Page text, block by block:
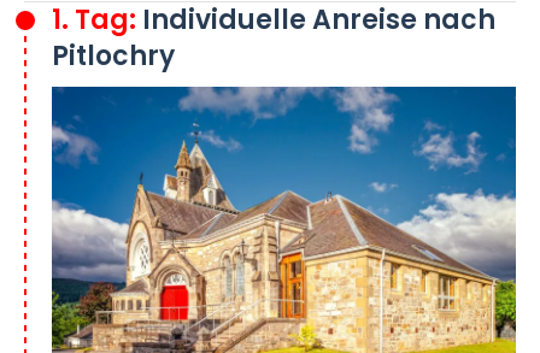
1. Tag: Individuelle Anreise nach
Pitlochry